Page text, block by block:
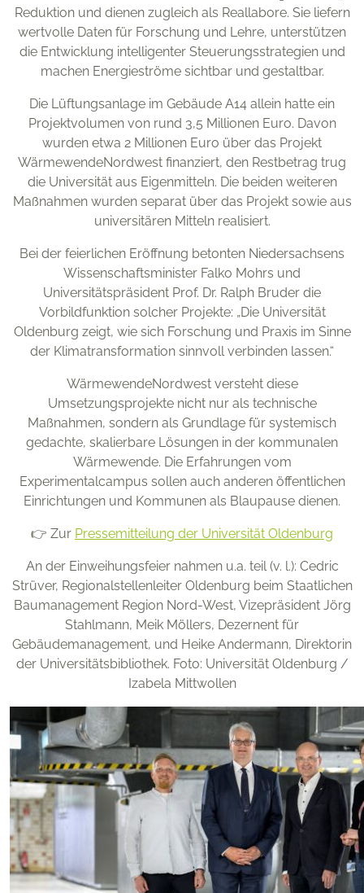
Reduktion und dienen zugleich als Reallabore. Sie liefern
wertvolle Daten für Forschung und Lehre, unterstützen
die Entwicklung intelligenter Steuerungsstrategien und
machen Energieströme sichtbar und gestaltbar.
Die Lüftungsanlage im Gebäude A14 allein hatte ein
Projektvolumen von rund 3,5 Millionen Euro. Davon
wurden etwa 2 Millionen Euro über das Projekt
WärmewendeNordwest finanziert, den Restbetrag trug
die Universität aus Eigenmitteln. Die beiden weiteren
Maßnahmen wurden separat über das Projekt sowie aus
universitären Mitteln realisiert.
Bei der feierlichen Eröffnung betonten Niedersachsens
Wissenschaftsminister Falko Mohrs und
Universitätspräsident Prof. Dr. Ralph Bruder die
Vorbildfunktion solcher Projekte: „Die Universität
Oldenburg zeigt, wie sich Forschung und Praxis im Sinne
der Klimatransformation sinnvoll verbinden lassen.“
WärmewendeNordwest versteht diese
Umsetzungsprojekte nicht nur als technische
Maßnahmen, sondern als Grundlage für systemisch
gedachte, skalierbare Lösungen in der kommunalen
Wärmewende. Die Erfahrungen vom
Experimentalcampus sollen auch anderen öffentlichen
Einrichtungen und Kommunen als Blaupause dienen.
👉 Zur Pressemitteilung der Universität Oldenburg
An der Einweihungsfeier nahmen u.a. teil (v. l.): Cedric
Strüver, Regionalstellenleiter Oldenburg beim Staatlichen
Baumanagement Region Nord-West, Vizepräsident Jörg
Stahlmann, Meik Möllers, Dezernent für
Gebäudemanagement, und Heike Andermann, Direktorin
der Universitätsbibliothek. Foto: Universität Oldenburg /
Izabela Mittwollen